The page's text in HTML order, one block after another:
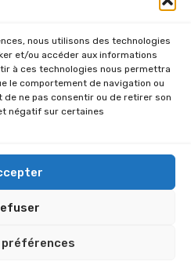
nous utilisons des technologies
et/ou accéder aux informations
à ces technologies nous permettra
le comportement de navigation ou
de ne pas consentir ou de retirer son
négatif sur certaines
préférences
de confidentialité du
RGPD Politique de cookies (UE)